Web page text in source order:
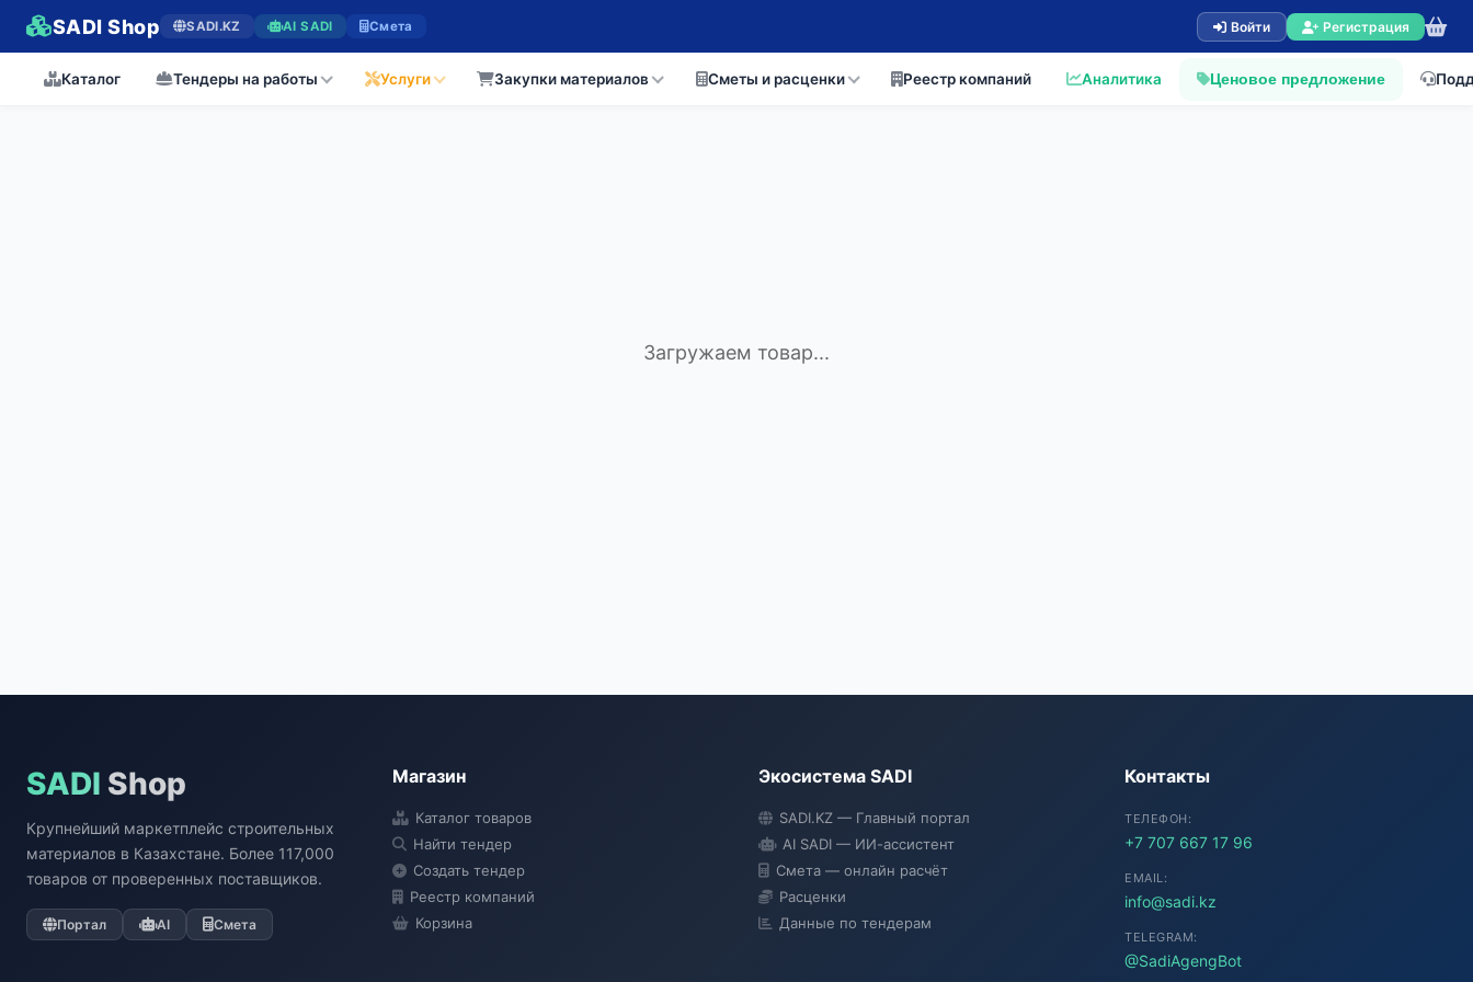
SADI Shop SADI.KZ AI SADI Смета Войти Регистрация
Каталог Тендеры на работы Услуги Закупки материалов Сметы и расценки Реестр компаний Аналитика Ценовое предложение
Загружаем товар...
SADI Shop
Крупнейший маркетплейс строительных
материалов в Казахстане. Более 117,000
товаров от проверенных поставщиков.
Портал AI Смета
Магазин
Каталог товаров
Найти тендер
Создать тендер
Реестр компаний
Корзина
Экосистема SADI
SADI.KZ — Главный портал
AI SADI — ИИ-ассистент
Смета — онлайн расчёт
Расценки
Данные по тендерам
Контакты
ТЕЛЕФОН:
+7 707 667 17 96
EMAIL:
info@sadi.kz
TELEGRAM:
@SadiAgengBot